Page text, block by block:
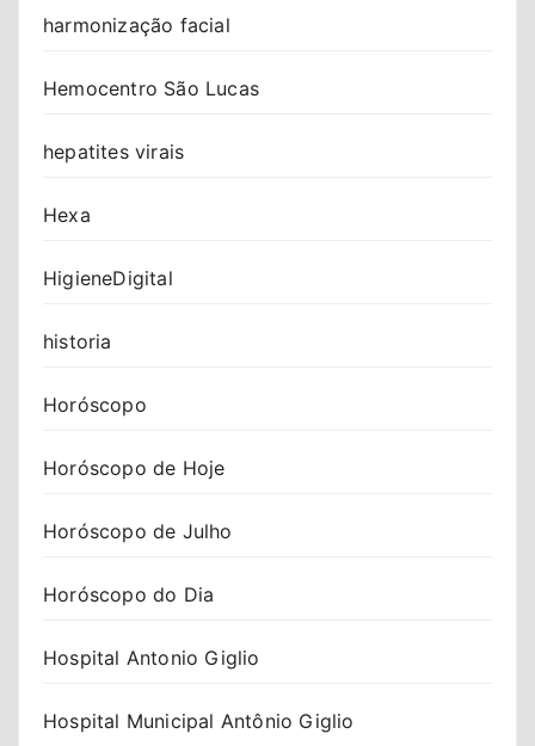
harmonização facial
Hemocentro São Lucas
hepatites virais
Hexa
HigieneDigital
historia
Horóscopo
Horóscopo de Hoje
Horóscopo de Julho
Horóscopo do Dia
Hospital Antonio Giglio
Hospital Municipal Antônio Giglio